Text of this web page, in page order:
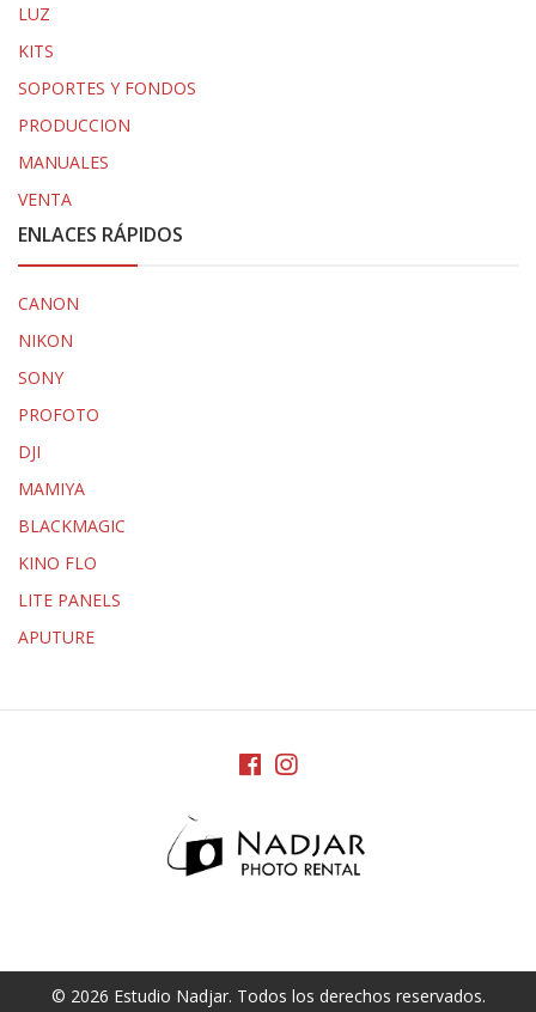
LUZ
KITS
SOPORTES Y FONDOS
PRODUCCION
MANUALES
VENTA
ENLACES RÁPIDOS
CANON
NIKON
SONY
PROFOTO
DJI
MAMIYA
BLACKMAGIC
KINO FLO
LITE PANELS
APUTURE
© 2026 Estudio Nadjar. Todos los derechos reservados.